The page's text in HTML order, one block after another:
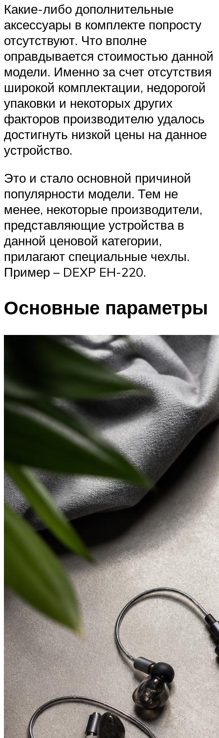
Какие-либо дополнительные
аксессуары в комплекте попросту
отсутствуют. Что вполне
оправдывается стоимостью данной
модели. Именно за счет отсутствия
широкой комплектации, недорогой
упаковки и некоторых других
факторов производителю удалось
достигнуть низкой цены на данное
устройство.
Это и стало основной причиной
популярности модели. Тем не
менее, некоторые производители,
представляющие устройства в
данной ценовой категории,
прилагают специальные чехлы.
Пример – DEXP EH-220.
Основные параметры